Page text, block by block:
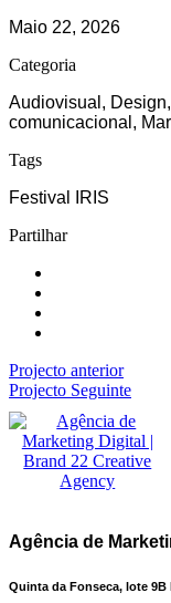
Maio 22, 2026
Categoria
Audiovisual,
comunicacional,
Tags
Festival IRIS
Partilhar
Projecto anterior
Projecto Seguinte
Agência de
Quinta da Fonseca, lote 9B